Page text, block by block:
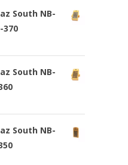
South NB-
370
South NB-
South NB-